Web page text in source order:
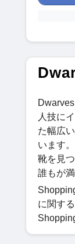
人技に
た幅広
います
靴を見
誰もが
に関す